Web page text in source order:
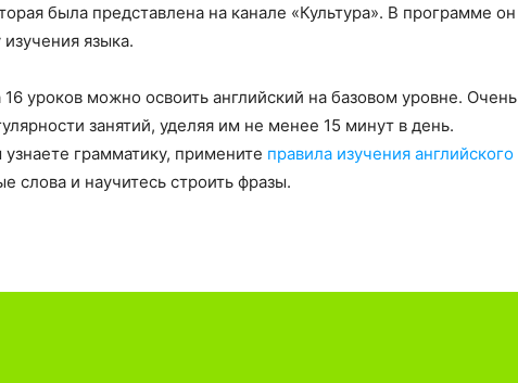
была представлена на канале «Культура». В программе он
языка.
уроков можно освоить английский на базовом уровне. Очень
занятий, уделяя им не менее 15 минут в день.
грамматику, примените правила изучения английского
слова и научитесь строить фразы.